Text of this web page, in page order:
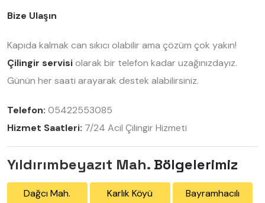
Bize Ulaşın
Kapıda kalmak can sıkıcı olabilir ama çözüm çok yakın!
Çilingir servisiolarak bir telefon kadar uzağınızdayız.
Günün her saati arayarak destek alabilirsiniz.
Telefon: 05422553085
Hizmet Saatleri: 7/24 Acil Çilingir Hizmeti
Yıldırımbeyazıt Mah. Bölgelerimiz
Dağcı Mah. Karlık Köyü
Bayramhacılı